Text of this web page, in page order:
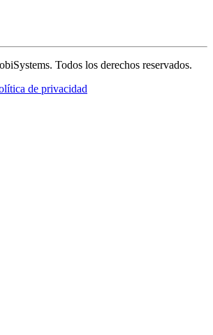
Todos los derechos reservados.
de privacidad